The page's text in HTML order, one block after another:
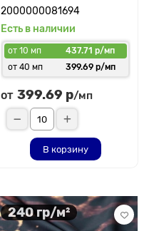
2000000081694
Есть в наличии
от 10 мп
437.71 р/мп
от 40 мп
399.69 р/мп
от 399.69 р/мп
В корзину
240 гр/м²